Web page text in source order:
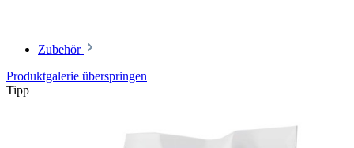
Zubehör
Produktgalerie überspringen
Tipp